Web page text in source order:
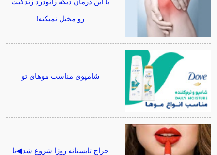
با این درمان دیگه زانودرد زندگیت
رو مختل نمیکنه!
شامپوی مناسب موهای تو
حراج تابستانه روژا شروع شد◀تا